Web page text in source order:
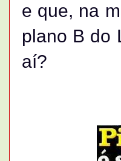
e que, na
plano B do
aí?